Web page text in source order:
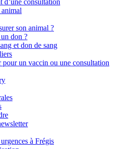
d’une consultation
son animal ?
don ?
et don de sang
pour un vaccin ou une consultation
à Frégis